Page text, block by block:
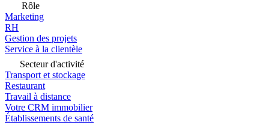
Rôle
Marketing
RH
Gestion des projets
Service à la clientèle
Secteur d'activité
Transport et stockage
Restaurant
Travail à distance
Votre CRM immobilier
Établissements de santé